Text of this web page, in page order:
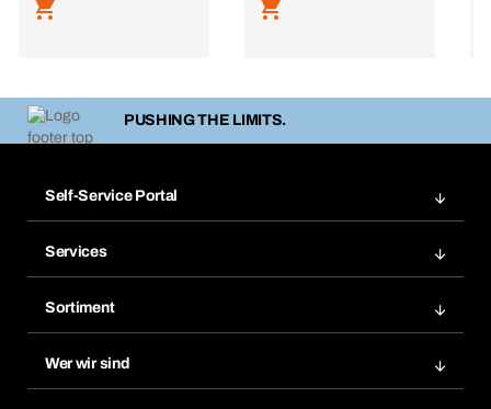
PUSHING THE LIMITS.
Self-Service Portal
Merklisten
Nachbestellungen
Abo-Funktion
Services
Chemical Safety Management
eProcurement
Sortiment
Wer wir sind